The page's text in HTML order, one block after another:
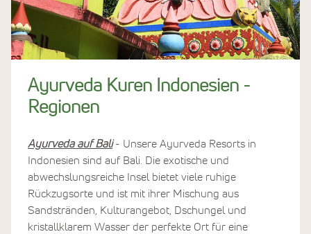
Ayurveda Kuren Indonesien -
Regionen
Ayurveda auf Bali- Unsere Ayurveda Resorts in
Indonesien sind auf Bali. Die exotische und
abwechslungsreiche Insel bietet viele ruhige
Rückzugsorte und ist mit ihrer Mischung aus
Sandstränden, Kulturangebot, Dschungel und
kristallklarem Wasser der perfekte Ort für eine